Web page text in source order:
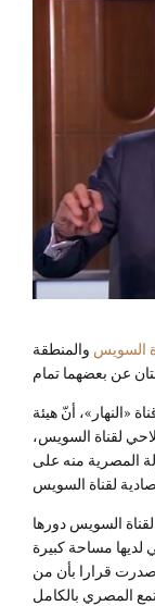
السويس والمنطقة
عن بعضهما تمام
«النهار»، أنّ هيئة
لقناة السويس،
المصرية منه على
لقناة السويس
لقناة السويس دورها
لديها مساحة كبيرة
قرارا بأن من
المصري بالكامل